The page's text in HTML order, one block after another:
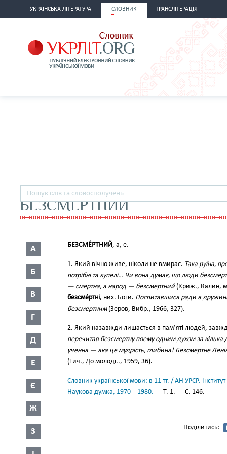
УКРАЇНСЬКА ЛІТЕРАТУРА СЛОВНИК ТРАНСЛІТЕРАЦІЯ
БЕЗСМЕРТНИЙ
А
Б
В
Г
Д
Е
Є
Ж
З
БЕЗСМЕ́РТНИЙ, а, е.
1. Який вічно живе, ніколи не вмирає. Така руїна,
потрібні та купелі… Чи вона думає, що люди
— смертна, а народ — безсмертний (Криж., Калин,
безсме́ртні, них. Боги. Поспитавшися ради в
безсмертним(Зеров, Вибр., 1966, 327).
2. Який назавжди лишається в пам’яті людей,
перечитав безсмертну поему одним духом за кілька
учення — яка це мудрість, глибина! Безсмертне
(Тич., До молоді.., 1959, 36).
Словник української мови: в 11 тт. / АН УРСР.
Наукова думка, 1970—1980. — Т. 1. — С. 146.
Поділитись: